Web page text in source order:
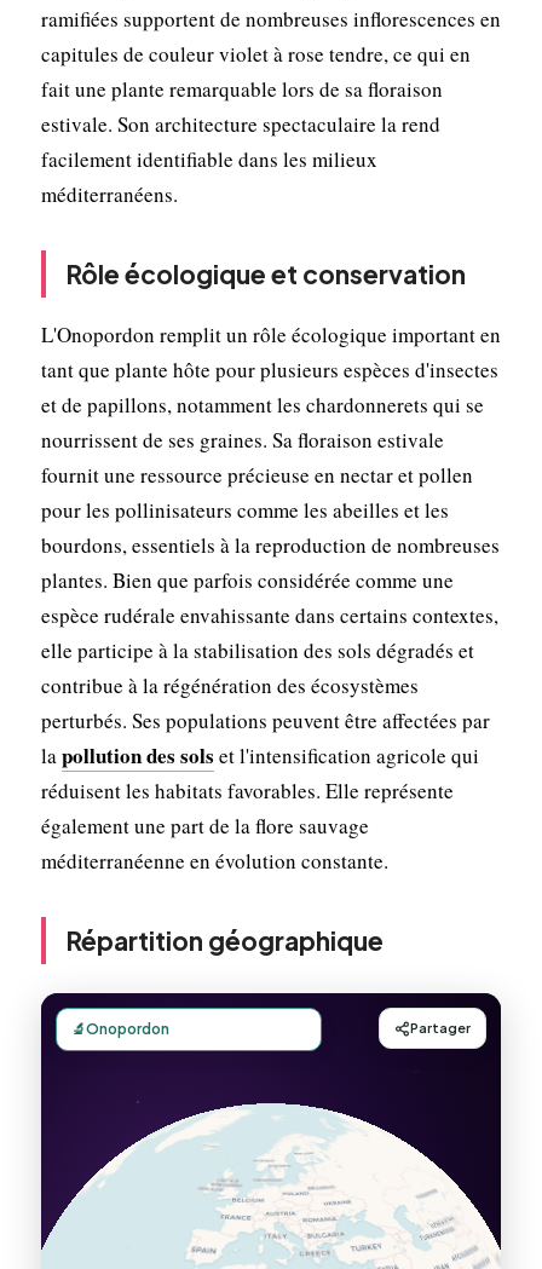
ramifiées supportent de nombreuses inflorescences en
capitules de couleur violet à rose tendre, ce qui en
fait une plante remarquable lors de sa floraison
estivale. Son architecture spectaculaire la rend
facilement identifiable dans les milieux
méditerranéens.
Rôle écologique et conservation
L'Onopordon remplit un rôle écologique important en
tant que plante hôte pour plusieurs espèces d'insectes
et de papillons, notamment les chardonnerets qui se
nourrissent de ses graines. Sa floraison estivale
fournit une ressource précieuse en nectar et pollen
pour les pollinisateurs comme les abeilles et les
bourdons, essentiels à la reproduction de nombreuses
plantes. Bien que parfois considérée comme une
espèce rudérale envahissante dans certains contextes,
elle participe à la stabilisation des sols dégradés et
contribue à la régénération des écosystèmes
perturbés. Ses populations peuvent être affectées par
lapollution des sols et l'intensification agricole qui
réduisent les habitats favorables. Elle représente
également une part de la flore sauvage
méditerranéenne en évolution constante.
Répartition géographique